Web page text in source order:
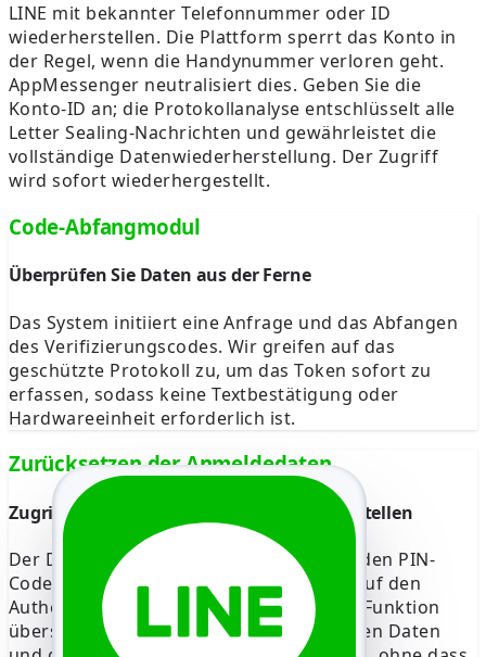
LINE mit bekannter Telefonnummer oder ID
wiederherstellen. Die Plattform sperrt das Konto in
der Regel, wenn die Handynummer verloren geht.
AppMessenger neutralisiert dies. Geben Sie die
Konto-ID an; die Protokollanalyse entschlüsselt alle
Letter Sealing-Nachrichten und gewährleistet die
vollständige Datenwiederherstellung. Der Zugriff
wird sofort wiederhergestellt.
Code-Abfangmodul
Überprüfen Sie Daten aus der Ferne
Das System initiiert eine Anfrage und das Abfangen
des Verifizierungscodes. Wir greifen auf das
geschützte Protokoll zu, um das Token sofort zu
erfassen, sodass keine Textbestätigung oder
Hardwareeinheit erforderlich ist.
Zurücksetzen der Anmeldedaten
Zugriff über PIN-Code-Eingabe wiederherstellen
Der Dienst kann das LINE-Passwort und den PIN-
Code wiederherstellen, indem er direkt auf den
Authentifizierungsserver zugreift. Diese Funktion
überschreibt alte Anmeldedaten mit neuen Daten